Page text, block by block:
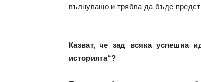
вълнуващо и трябва да бъде
Казват, че зад всяка успешна
историята“?